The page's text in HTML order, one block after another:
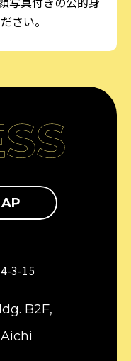
さい。
3-15
B2F,